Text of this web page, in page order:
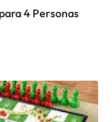
4 Personas